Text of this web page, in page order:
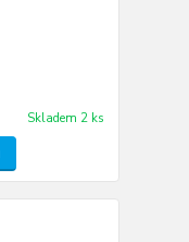
Skladem 2 ks